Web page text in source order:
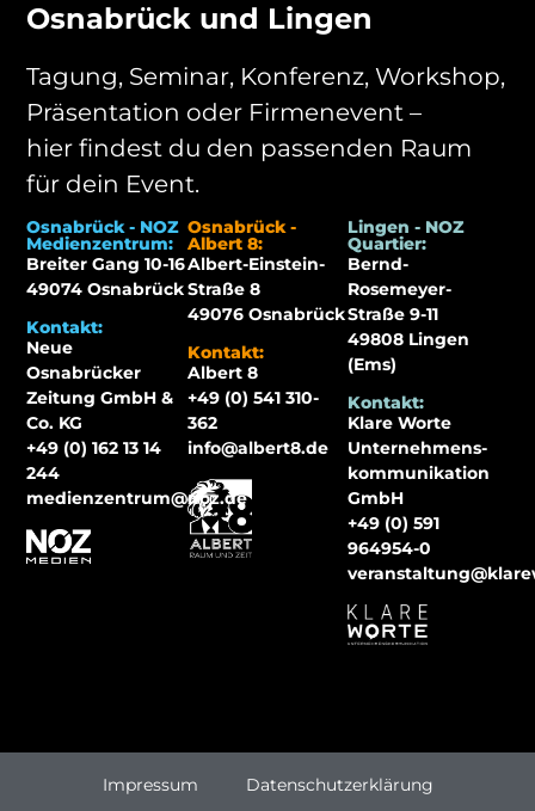
Osnabrück und Lingen
Tagung, Seminar, Konferenz, Workshop,
Präsentation oder Firmenevent –
hier findest du den passenden Raum
für dein Event.
Osnabrück - NOZ
Medienzentrum:
Breiter Gang 10-16
49074 Osnabrück
Kontakt:
Neue
Osnabrücker
Zeitung GmbH &
Co. KG
+49 (0) 162 13 14
244
medienzentrum@noz.de
Osnabrück -
Albert 8:
Albert-Einstein-
Straße 8
49076 Osnabrück
Kontakt:
Albert 8
+49 (0) 541 310-
362
info@albert8.de
Lingen - NOZ
Quartier:
Bernd-
Rosemeyer-
Straße 9-11
49808 Lingen
(Ems)
Kontakt:
Klare Worte
Unternehmens-
kommunikation
GmbH
+49 (0) 591
964954-0
Impressum Datenschutzerklärung